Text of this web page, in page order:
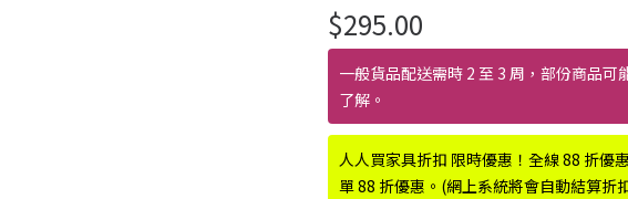
$295.00
一般貨品配送需時 2 至 3 周，部份商品
了解。
人人買家具折扣 限時優惠！全線 88 折優
單 88 折優惠。(網上系統將會自動結算折